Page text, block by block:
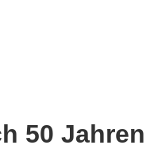
50 Jahren